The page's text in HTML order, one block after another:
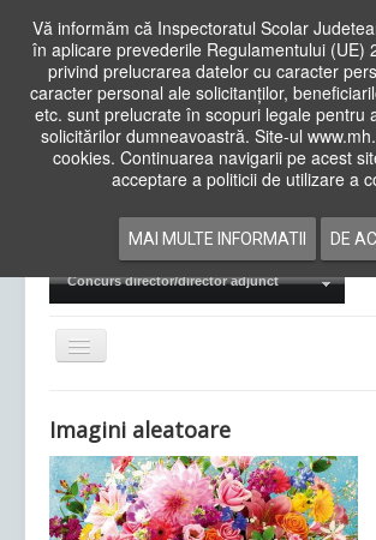
Vă informăm că Inspectoratul Scolar
în aplicare prevederile Regulamentului (UE)
privind prelucrarea datelor cu caracter
caracter personal ale solicitanților,
etc. sunt prelucrate în scopuri legale pentru
solicitărilor dumneavoastră. Site-ul
cookies. Continuarea navigarii pe acest
acceptare a politicii de utilizare a
MAI MULTE INFORMATII DE
Cauta
in
siteAcasa Cadre Didactice
Examene Naționale
Concurs director/director adjunct
Comută
navigarea
Imagini aleatoare